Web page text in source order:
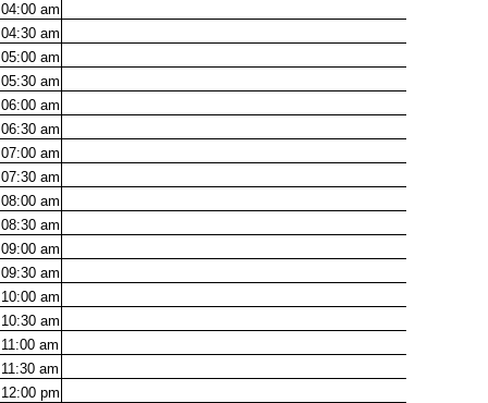
04:00 am
04:30 am
05:00 am
05:30 am
06:00 am
06:30 am
07:00 am
07:30 am
08:00 am
08:30 am
09:00 am
09:30 am
10:00 am
10:30 am
11:00 am
11:30 am
12:00 pm